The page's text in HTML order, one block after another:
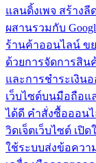
แลนดิ้งเพจ สร้างลี
ผสานรวมกับ
ร้านค้าออนไลน์ ข
ด้วยการจัดการสิน
และการชำระเงิน
เว็บไซต์บนมือถือ
ได้ดี คำสั่งซื้อออน
วิดเจ็ตเว็บไซต์ เปิด
ใช้ระบบส่งข้อคว